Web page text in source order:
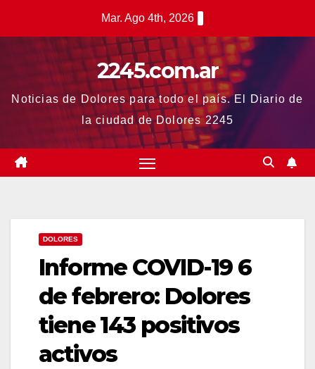
Mar. Ago 4th, 2026
2245.com.ar
Noticias de Dolores para todo el país. El Diario de
la ciudad de Dolores 2245
DOLORES
Informe COVID-19 6
de febrero: Dolores
tiene 143 positivos
activos